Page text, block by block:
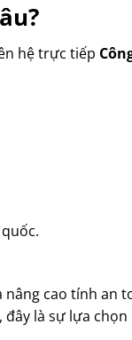
hệ trực tiếp
nâng cao tính an
đây là sự lựa